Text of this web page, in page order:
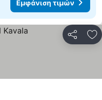
Εμφάνιση τιμών